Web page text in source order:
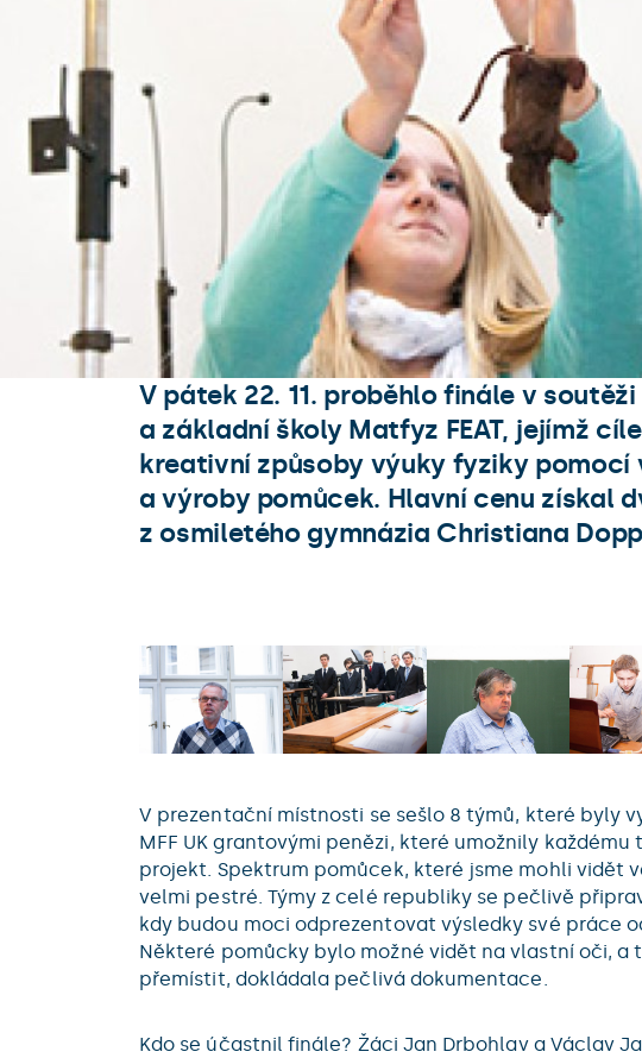
V pátek 22. 11. proběhlo finále v
a základní školy Matfyz FEAT, jejímž
kreativní způsoby výuky fyziky pomocí
a výroby pomůcek. Hlavní cenu získal
z osmiletého gymnázia Christiana
V prezentační místnosti se sešlo 8 týmů, které byly
MFF UK grantovými penězi, které umožnily
projekt. Spektrum pomůcek, které jsme mohli vidět
velmi pestré. Týmy z celé republiky se pečlivě
kdy budou moci odprezentovat výsledky své práce
Některé pomůcky bylo možné vidět na vlastní oči, a
přemístit, dokládala pečlivá dokumentace.
Kdo se účastnil finále? Žáci Jan Drbohlav a Václav